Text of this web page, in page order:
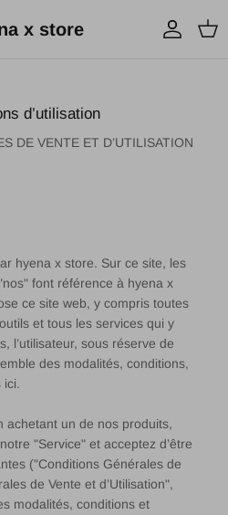
x store Compte
d’utilisation
DE VENTE ET D’UTILISATION
hyena x store. Sur ce site, les
font référence à hyena x
ce site web, y compris toutes
et tous les services qui y
l’utilisateur, sous réserve de
des modalités, conditions,
ici.
achetant un de nos produits,
"Service" et acceptez d’être
("Conditions Générales de
de Vente et d’Utilisation",
modalités, conditions et